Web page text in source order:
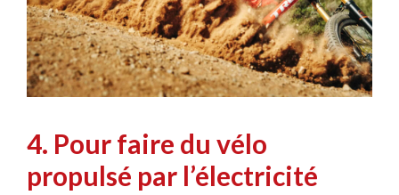
4. Pour faire du vélo
propulsé par l’électricité